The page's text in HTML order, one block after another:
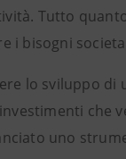
Tutto
i bisogni
lo sviluppo
che
uno